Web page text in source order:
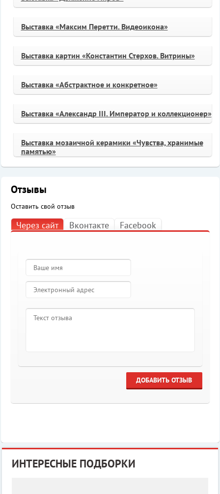
Выставка «Максим Перетти. Видеоикона»
Выставка картин «Константин Стерхов. Витрины»
Выставка «Абстрактное и конкретное»
Выставка «Александр III. Император и коллекционер»
Выставка мозаичной керамики «Чувства, хранимые
памятью»
Отзывы
Оставить свой отзыв
Через сайт Вконтакте Facebook
ДОБАВИТЬ ОТЗЫВ
ИНТЕРЕСНЫЕ ПОДБОРКИ